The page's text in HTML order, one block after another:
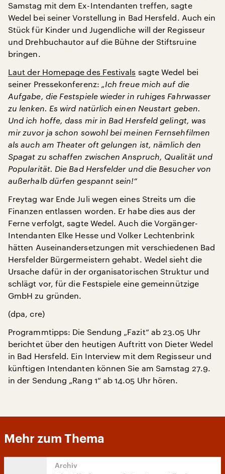
Samstag mit dem Ex-Intendanten treffen, sagte
Wedel bei seiner Vorstellung in Bad Hersfeld. Auch ein
Stück für Kinder und Jugendliche will der Regisseur
und Drehbuchautor auf die Bühne der Stiftsruine
bringen.
Laut der Homepage des Festivals sagte Wedel bei
seiner Pressekonferenz: „Ich freue mich auf die
Aufgabe, die Festspiele wieder in ruhiges Fahrwasser
zu lenken. Es wird natürlich einen Neustart geben.
Und ich hoffe, dass mir in Bad Hersfeld gelingt, was
mir zuvor ja schon sowohl bei meinen Fernsehfilmen
als auch am Theater oft gelungen ist, nämlich den
Spagat zu schaffen zwischen Anspruch, Qualität und
Popularität. Die Bad Hersfelder und die Besucher von
außerhalb dürfen gespannt sein!“
Freytag war Ende Juli wegen eines Streits um die
Finanzen entlassen worden. Er habe dies aus der
Ferne verfolgt, sagte Wedel. Auch die Vorgänger-
Intendanten Elke Hesse und Volker Lechtenbrink
hätten Auseinandersetzungen mit verschiedenen Bad
Hersfelder Bürgermeistern gehabt. Wedel sieht die
Ursache dafür in der organisatorischen Struktur und
schlägt vor, für die Festspiele eine gemeinnützige
GmbH zu gründen.
(dpa, cre)
Programmtipps: Die Sendung „Fazit“ ab 23.05 Uhr
berichtet über den heutigen Auftritt von Dieter Wedel
in Bad Hersfeld. Ein Interview mit dem Regisseur und
künftigen Intendanten können Sie am Samstag 27.9.
in der Sendung „Rang 1“ ab 14.05 Uhr hören.
Mehr zum Thema